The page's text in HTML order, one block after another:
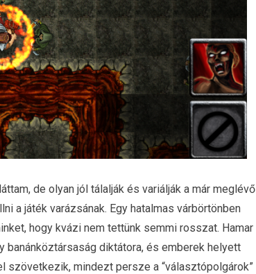
de olyan jól tálalják és variálják a már meglévő
a játék varázsának. Egy hatalmas várbörtönben
hogy kvázi nem tettünk semmi rosszat. Hamar
banánköztársaság diktátora, és emberek helyett
szövetkezik, mindezt persze a “választópolgárok”